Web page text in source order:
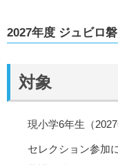
2027年度 ジュビロ
対象
現小学6年生（
セレクション参加